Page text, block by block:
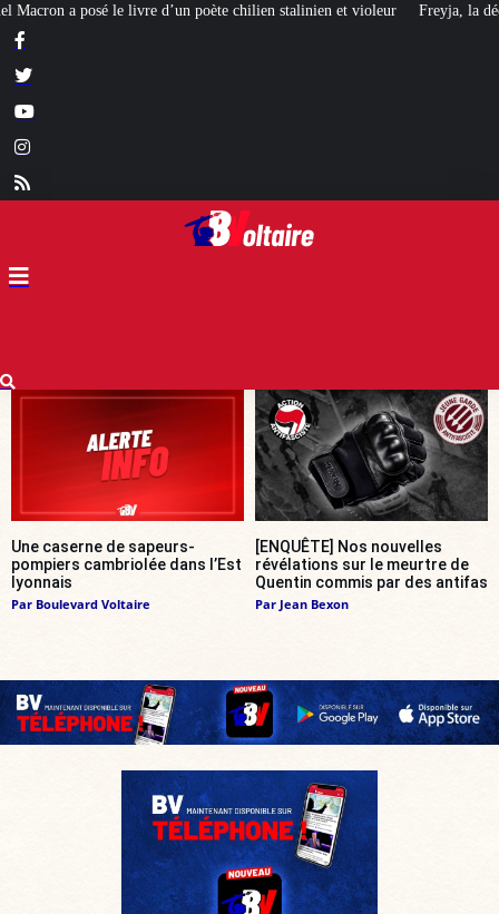
stalinien et violeur Freyja, la déesse germanique de la guerre,
Une caserne de sapeurs-
pompiers cambriolée dans l’Est
lyonnais
Par Boulevard Voltaire
[ENQUÊTE] Nos nouvelles
révélations sur le meurtre de
Quentin commis par des antifas
Par Jean Bexon